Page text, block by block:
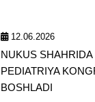
12.06.2026
NUKUS
PEDIATRIYA
BOSHLADI